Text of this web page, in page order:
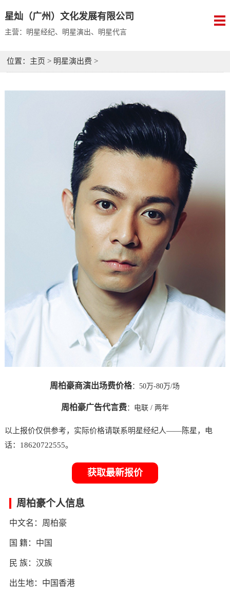
星灿（广州）文化发展有限公司
主营：明星经纪、明星演出、明星代言
位置： 主页 > 明星演出费 >
周柏豪商演出场费价格：50万-80万/场
周柏豪广告代言费： 电联/ 两年
以上报价仅供参考，实际价格请联系明星经纪人——陈星，电
话：18620722555。
获取最新报价
周柏豪个人信息
中文名：周柏豪
国 籍：中国
民 族：汉族
出生地：中国香港